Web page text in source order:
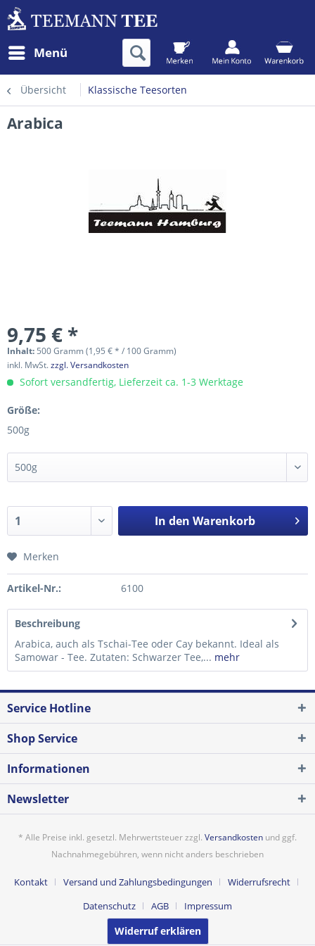
Menü
Übersicht Klassische Teesorten
Arabica
9,75 € *
Inhalt: 500 Gramm (1,95 € * / 100 Gramm)
inkl. MwSt.zzgl. Versandkosten
Sofort versandfertig, Lieferzeit ca. 1-3 Werktage
Größe:
500g
In den Warenkorb
Merken
Artikel-Nr.: 6100
Beschreibung
Arabica, auch als Tschai-Tee oder Cay bekannt. Ideal als
Samowar - Tee. Zutaten: Schwarzer Tee,... mehr
Service Hotline
Shop Service
Informationen
Newsletter
* Alle Preise inkl. gesetzl. Mehrwertsteuer zzgl. Versandkosten und ggf.
Nachnahmegebühren, wenn nicht anders beschrieben
Kontakt Versand und Zahlungsbedingungen
Widerrufsrecht
Datenschutz
AGB Impressum
Widerruf erklären